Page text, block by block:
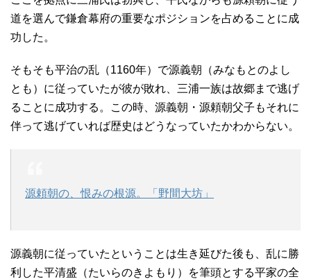
道を選んで鎌倉幕府の重要なポジションを占めることに成
功した。
そもそも平治の乱（1160年）で源義朝（みなもとのよし
とも）に従っていたが彼が敗れ、三浦一族は故郷まで逃げ
ることに成功する。この時、源義朝・源頼朝父子もそれに
伴って逃げていれば歴史はどうなっていたかわからない。
源頼朝の、恨みの根源。「野間大坊」
源義朝に従っていたということは生き延びた後も、乱に勝
利した平清盛（たいらのきよもり）を筆頭とする平家の全